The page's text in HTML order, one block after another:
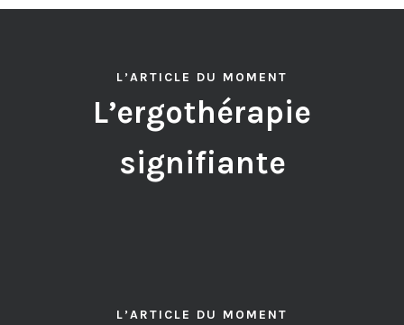
L’ARTICLE DU MOMENT
L’ergothérapie
signifiante
L’ARTICLE DU MOMENT